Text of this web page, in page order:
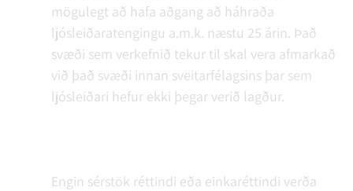
mögulegt að hafa aðgang að háhraða
ljósleiðaratengingu a.m.k. næstu 25 árin. Það
svæði sem verkefnið tekur til skal vera afmarkað
við það svæði innan sveitarfélagsins þar sem
ljósleiðari hefur ekki þegar verið lagður.
Engin sérstök réttindi eða einkaréttindi verða